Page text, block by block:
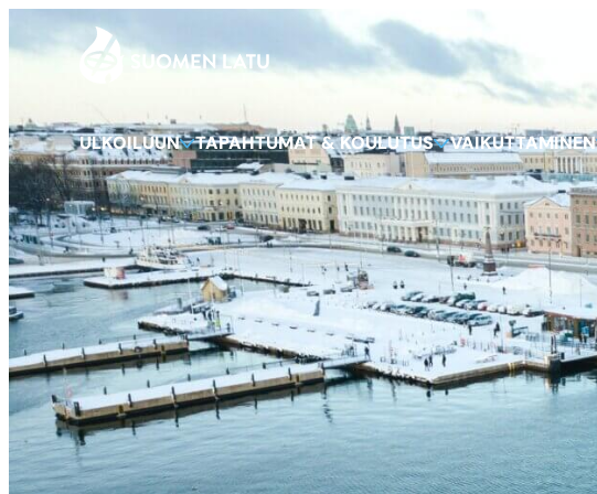
Siirry
Suomen Latu
ULKOILUUN TAPAHTUMAT & KOULUTUS VAIKUTTAMINEN